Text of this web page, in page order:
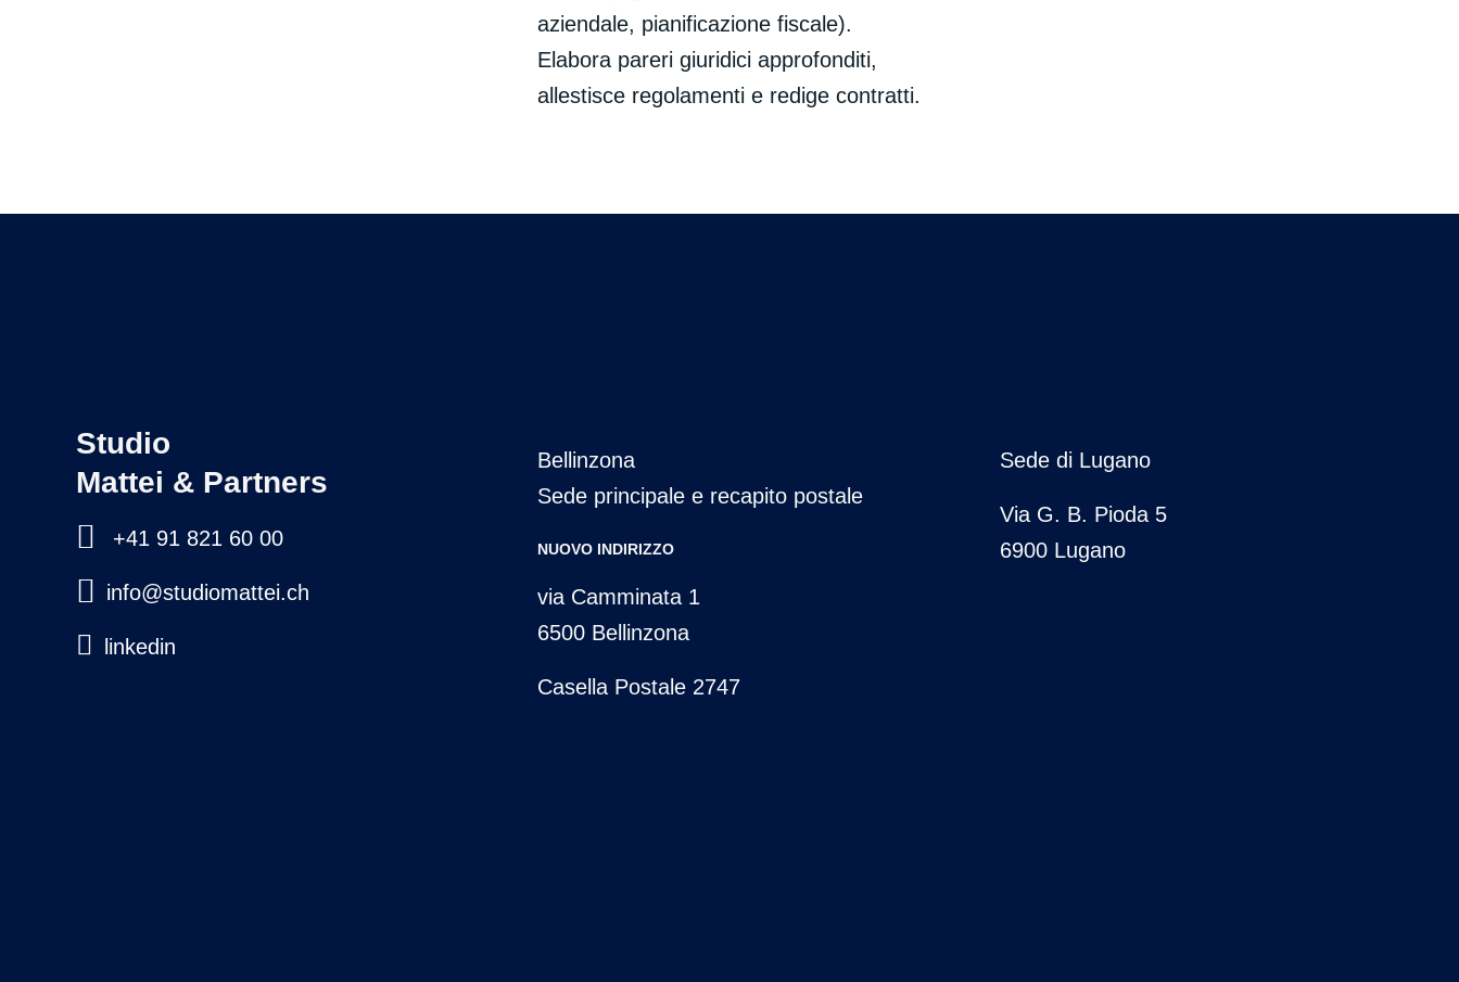
aziendale, pianificazione fiscale).
Elabora pareri giuridici approfonditi,
allestisce regolamenti e redige contratti.
Studio
Mattei & Partners
+41 91 821 60 00
info@studiomattei.ch
linkedin
Bellinzona
Sede principale e recapito postale
NUOVO INDIRIZZO
via Camminata 1
6500 Bellinzona
Casella Postale 2747
Sede di Lugano
Via G. B. Pioda 5
6900 Lugano